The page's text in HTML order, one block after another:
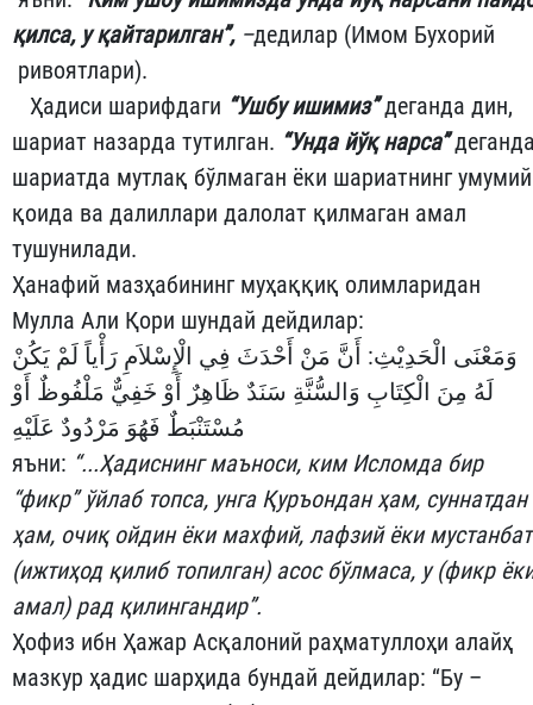
қилса, у қайтарилган”, –дедилар (Имом Бухорий
ривоятлари).
Ҳадиси шарифдаги “Ушбу ишимиз”деганда дин,
шариат назарда тутилган. “Унда йўқ нарса”
шариатда мутлақ бўлмаган ёки шариатнинг умумий
қоида ва далиллари далолат қилмаган амал
тушунилади.
Ҳанафий мазҳабининг муҳаққиқ олимларидан
Мулла Али Қори шундай дейдилар:
وَمَعْنَى الْحَدِيْثِ: أَنَّ مَنْ أَحْدَثَ فِي الْإِسْلاَمِ رَأْياً لَمْ يَكُنْ
لَهُ مِنَ الْكِتَابِ وَالسُّنَّةِ سَنَدٌ ظَاهِرٌ أَوْ خَفِيٌّ مَلْفُوظٌ أَوْ
مُسْتَنْبَطٌ فَهُوَ مَرْدُودٌ عَلَيْهِ
яъни: “...Ҳадиснинг маъноси, ким Исломда бир
“фикр” ўйлаб топса, унга Қуръондан ҳам, суннатдан
ҳам, очиқ ойдин ёки махфий, лафзий ёки мустанбат
(ижтиҳод қилиб топилган) асос бўлмаса, у (фикр
амал) рад қилингандир”.
Ҳофиз ибн Ҳажар Асқалоний раҳматуллоҳи алайҳ
мазкур ҳадис шарҳида бундай дейдилар: “Бу –